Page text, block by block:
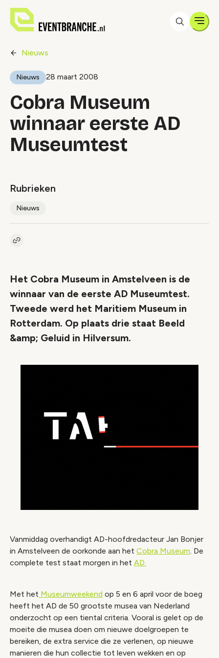
Nieuws
Nieuws 28 maart 2008
Cobra Museum
winnaar eerste AD
Museumtest
Rubrieken
Nieuws
Kopieer link naar artikel
Het Cobra Museum in Amstelveen is de
winnaar van de eerste AD Museumtest.
Tweede werd het Maritiem Museum in
Rotterdam. Op plaats drie staat Beeld
&amp; Geluid in Hilversum.
Vanmiddag overhandigt AD-hoofdredacteur Jan Bonjer
in Amstelveen de oorkonde aan het Cobra Museum. De
complete test staat morgen in het AD.
Met het Museumweekend op 5 en 6 april voor de boeg
heeft het AD de 50 grootste musea van Nederland
onderzocht op een tiental criteria. Vooral is gelet op de
moeite die musea doen om nieuwe doelgroepen te
bereiken, de extra service die ze verlenen, op nieuwe
manieren die hun collectie tot leven wekken en op